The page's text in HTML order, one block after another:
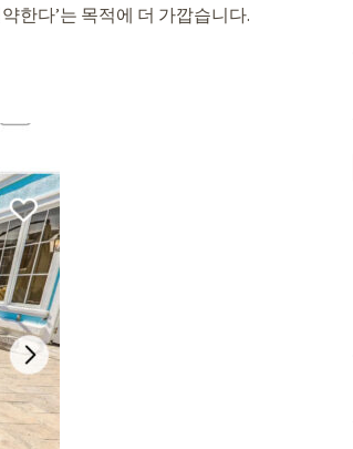
한다’는 목적에 더 가깝습니다.